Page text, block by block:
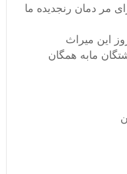
مر دمان رنجدیده ما
این میراث
شتگان مابه همگان